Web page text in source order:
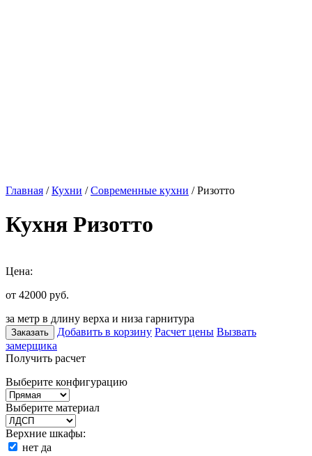
Главная /Кухни /Современные кухни / Ризотто
Кухня Ризотто
Цена:
от 42000 руб.
за метр в длину верха и низа гарнитура
Заказать Добавить в корзину Расчет цены Вызвать
замерщика
Получить расчет
Выберите конфигурацию
Выберите материал
Верхние шкафы:
нет да